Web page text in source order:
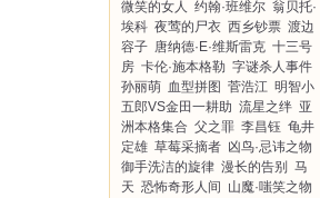
微笑的女人 约翰·班维尔 翁贝托·
埃科 夜莺的尸衣 西乡钞票 渡边
容子 唐纳德·E·维斯雷克 十三号
房 卡伦·施本格勒 字谜杀人事件
孙丽萌 血型拼图 菅浩江 明智小
五郎VS金田一耕助 流星之绊 亚
洲本格集合 父之罪 李昌钰 龟井
定雄 草莓采摘者 凶鸟·忌讳之物
御手洗洁的旋律 漫长的告别
马
天 恐怖奇形人间
山魔·嗤笑之物